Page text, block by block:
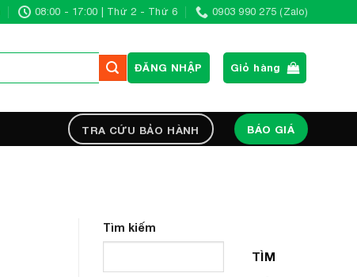
08:00 - 17:00 | Thứ 2 - Thứ 6 0903 990 275 (Zalo)
ĐĂNG NHẬP Giỏ hàng
TRA CỨU BẢO HÀNH BÁO GIÁ
Tìm kiếm
TÌM